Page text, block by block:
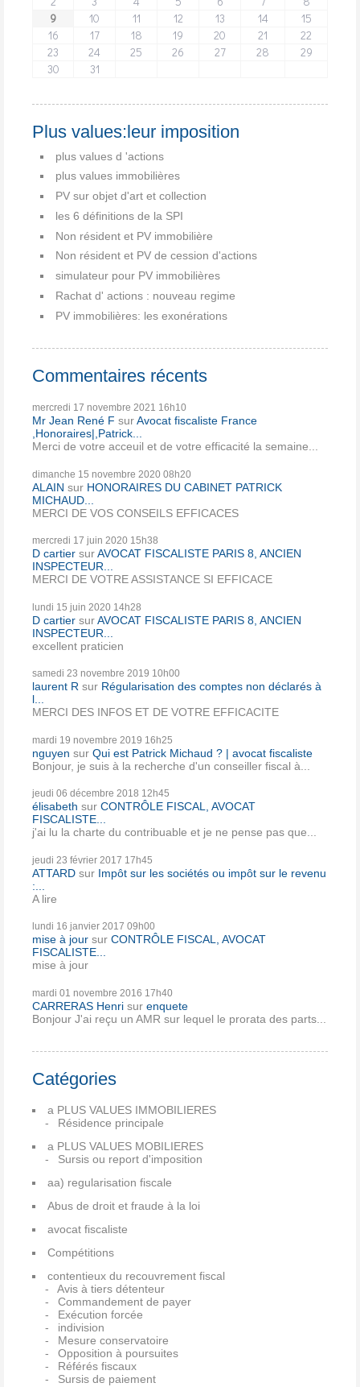
9
10 11 12 13 14
15
16
17 18 19 20 21
22
23
24 25 26 27 28
29
30
31
Plus values:leur imposition
plus values d 'actions
plus values immobilières
PV sur objet d'art et collection
les 6 définitions de la SPI
Non résident et PV immobilière
Non résident et PV de cession d'actions
simulateur pour PV immobilières
Rachat d' actions : nouveau regime
PV immobilières: les exonérations
Commentaires récents
mercredi 17 novembre 2021 16h10
Mr Jean René F surAvocat fiscaliste France
,Honoraires|,Patrick...
Merci de votre acceuil et de votre efficacité la semaine...
dimanche 15 novembre 2020 08h20
ALAIN sur HONORAIRES DU CABINET PATRICK
MICHAUD...
MERCI DE VOS CONSEILS EFFICACES
mercredi 17 juin 2020 15h38
D cartier surAVOCAT FISCALISTE PARIS 8, ANCIEN
INSPECTEUR...
MERCI DE VOTRE ASSISTANCE SI EFFICACE
lundi 15 juin 2020 14h28
D cartier surAVOCAT FISCALISTE PARIS 8, ANCIEN
INSPECTEUR...
excellent praticien
samedi 23 novembre 2019 10h00
laurent R sur Régularisation des comptes non déclarés à
l...
MERCI DES INFOS ET DE VOTRE EFFICACITE
mardi 19 novembre 2019 16h25
nguyen sur Qui est Patrick Michaud ? | avocat fiscaliste
Bonjour, je suis à la recherche d'un conseiller fiscal à...
jeudi 06 décembre 2018 12h45
élisabeth sur CONTRÔLE FISCAL, AVOCAT
FISCALISTE...
j'ai lu la charte du contribuable et je ne pense pas que...
jeudi 23 février 2017 17h45
ATTARD sur Impôt sur les sociétés ou impôt sur le revenu
:...
A lire
lundi 16 janvier 2017 09h00
mise à jour sur CONTRÔLE FISCAL, AVOCAT
FISCALISTE...
mise à jour
mardi 01 novembre 2016 17h40
CARRERAS Henri sur enquete
Bonjour J'ai reçu un AMR sur lequel le prorata des parts...
Catégories
a PLUS VALUES IMMOBILIERES
Résidence principale
a PLUS VALUES MOBILIERES
Sursis ou report d'imposition
aa) regularisation fiscale
Abus de droit et fraude à la loi
avocat fiscaliste
Compétitions
contentieux du recouvrement fiscal
Avis à tiers détenteur
Commandement de payer
Exécution forcée
indivision
Mesure conservatoire
Opposition à poursuites
Référés fiscaux
Sursis de paiement